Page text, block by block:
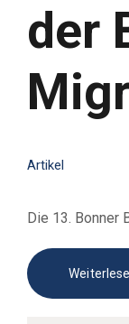
der
Artikel
Die 13.